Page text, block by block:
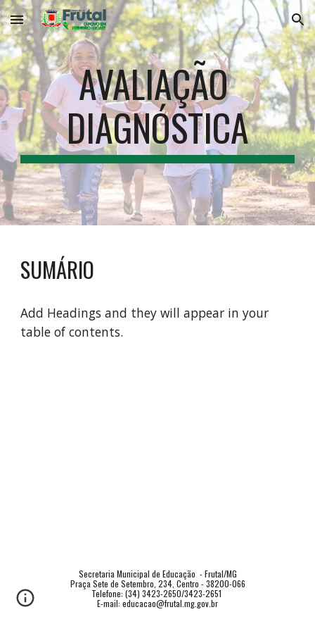
Skip to main content Skip to navigation
AVALIAÇÃO
DIAGNÓSTICA
SUMÁRIO
Add Headings and they will appear in your
table of contents.
Secretaria Municipal de Educação  - Frutal/MG
Praça Sete de Setembro, 234, Centro - 38200-066
Telefone: (34) 3423-2650/3423-2651
E-mail: educacao@frutal.mg.gov.br